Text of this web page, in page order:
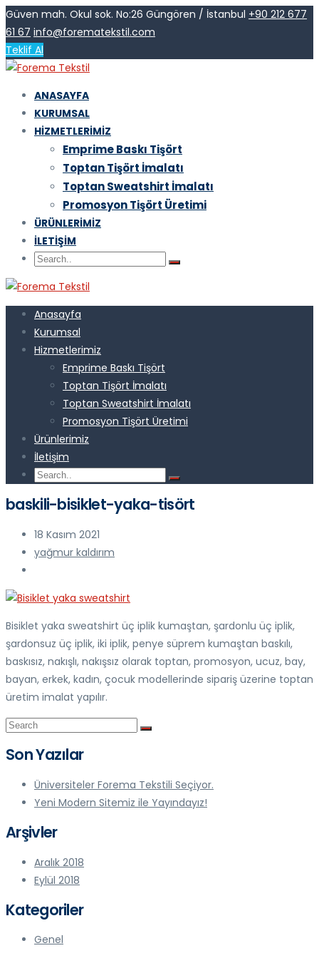
Güven mah. Okul sok. No:26 Güngören / İstanbul +90 212 677
61 67 info@forematekstil.com
Teklif Al
ANASAYFA
KURUMSAL
HIZMETLERIMIZ
Emprime Baskı Tişört
Toptan Tişört İmalatı
Toptan Sweatshirt İmalatı
Promosyon Tişört Üretimi
ÜRÜNLERIMIZ
İLETIŞIM
Anasayfa
Kurumsal
Hizmetlerimiz
Emprime Baskı Tişört
Toptan Tişört İmalatı
Toptan Sweatshirt İmalatı
Promosyon Tişört Üretimi
Ürünlerimiz
İletişim
baskili-bisiklet-yaka-tisört
18 Kasım 2021
yağmur kaldırım
Bisiklet yaka sweatshirt üç iplik kumaştan, şardonlu üç iplik,
şardonsuz üç iplik, iki iplik, penye süprem kumaştan baskılı,
baskısız, nakışlı, nakışsız olarak toptan, promosyon, ucuz, bay,
bayan, erkek, kadın, çocuk modellerinde sipariş üzerine toptan
üretim imalat yapılır.
Son Yazılar
Üniversiteler Forema Tekstili Seçiyor.
Yeni Modern Sitemiz ile Yayındayız!
Arşivler
Aralık 2018
Eylül 2018
Kategoriler
Genel